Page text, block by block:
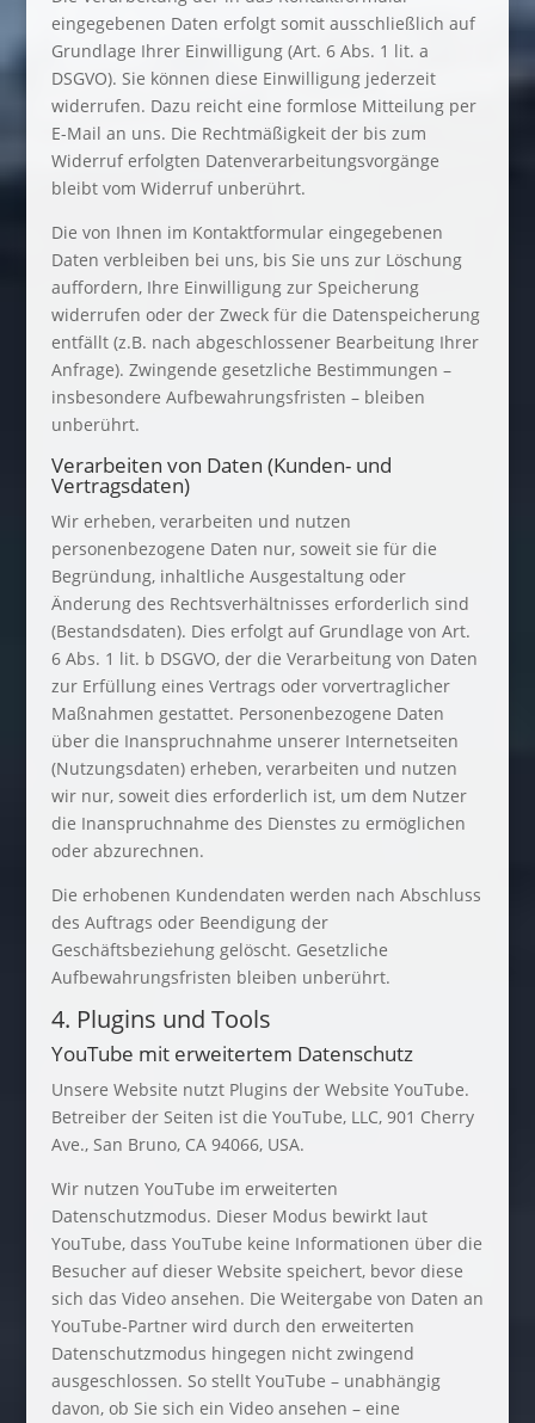
eingegebenen Daten erfolgt somit ausschließlich auf
Grundlage Ihrer Einwilligung (Art. 6 Abs. 1 lit. a
DSGVO). Sie können diese Einwilligung jederzeit
widerrufen. Dazu reicht eine formlose Mitteilung per
E-Mail an uns. Die Rechtmäßigkeit der bis zum
Widerruf erfolgten Datenverarbeitungsvorgänge
bleibt vom Widerruf unberührt.
Die von Ihnen im Kontaktformular eingegebenen
Daten verbleiben bei uns, bis Sie uns zur Löschung
auffordern, Ihre Einwilligung zur Speicherung
widerrufen oder der Zweck für die Datenspeicherung
entfällt (z.B. nach abgeschlossener Bearbeitung Ihrer
Anfrage). Zwingende gesetzliche Bestimmungen –
insbesondere Aufbewahrungsfristen – bleiben
unberührt.
Verarbeiten von Daten (Kunden- und
Vertragsdaten)
Wir erheben, verarbeiten und nutzen
personenbezogene Daten nur, soweit sie für die
Begründung, inhaltliche Ausgestaltung oder
Änderung des Rechtsverhältnisses erforderlich sind
(Bestandsdaten). Dies erfolgt auf Grundlage von Art.
6 Abs. 1 lit. b DSGVO, der die Verarbeitung von Daten
zur Erfüllung eines Vertrags oder vorvertraglicher
Maßnahmen gestattet. Personenbezogene Daten
über die Inanspruchnahme unserer Internetseiten
(Nutzungsdaten) erheben, verarbeiten und nutzen
wir nur, soweit dies erforderlich ist, um dem Nutzer
die Inanspruchnahme des Dienstes zu ermöglichen
oder abzurechnen.
Die erhobenen Kundendaten werden nach Abschluss
des Auftrags oder Beendigung der
Geschäftsbeziehung gelöscht. Gesetzliche
Aufbewahrungsfristen bleiben unberührt.
4. Plugins und Tools
YouTube mit erweitertem Datenschutz
Unsere Website nutzt Plugins der Website YouTube.
Betreiber der Seiten ist die YouTube, LLC, 901 Cherry
Ave., San Bruno, CA 94066, USA.
Wir nutzen YouTube im erweiterten
Datenschutzmodus. Dieser Modus bewirkt laut
YouTube, dass YouTube keine Informationen über die
Besucher auf dieser Website speichert, bevor diese
sich das Video ansehen. Die Weitergabe von Daten an
YouTube-Partner wird durch den erweiterten
Datenschutzmodus hingegen nicht zwingend
ausgeschlossen. So stellt YouTube – unabhängig
davon, ob Sie sich ein Video ansehen – eine